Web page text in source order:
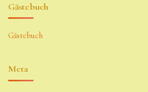
Gästebuch
Gästebuch
Meta